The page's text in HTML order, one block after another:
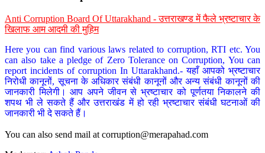
Anti Corruption Board Of Uttarakhand - उत्तराखण्ड में फैले भ्रष्टाचार के
खिलाफ आम आदमी की मुहिम
Here you can find various laws related to corruption, RTI etc. You
can also take a pledge of Zero Tolerance on Corruption, You can
report incidents of corruption In Uttarakhand.- यहाँ आपको भ्रष्टाचार
निरोधी कानूनों, सूचना के अधिकार संबंधी कानूनों और अन्य संबंधी कानूनों की
जानकारी मिलेगी। आप अपने जीवन से भ्रष्टाचार को पूर्णतया निकालने की
शपथ भी ले सकते हैं और उत्तराखंड में हो रही भ्रष्टाचार संबंधी घटनाओं की
जानकारी भी दे सकते हैं।
You can also send mail at corruption@merapahad.com